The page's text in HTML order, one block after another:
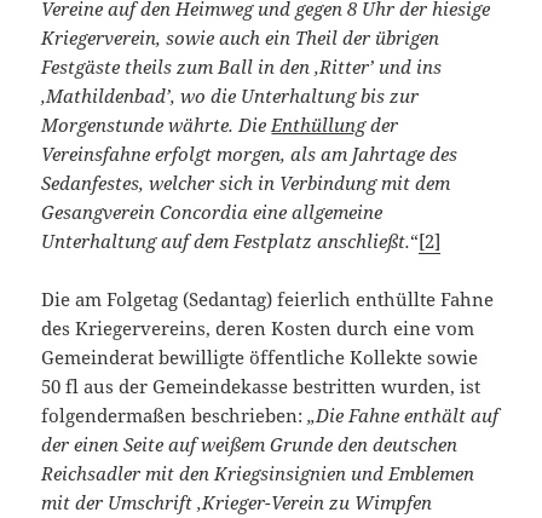
Vereine auf den Heimweg und gegen 8 Uhr der hiesige
Kriegerverein, sowie auch ein Theil der übrigen
Festgäste theils zum Ball in den ‚Ritter’ und ins
‚Mathildenbad’, wo die Unterhaltung bis zur
Morgenstunde währte. DieEnthüllungder
Vereinsfahne erfolgt morgen, als am Jahrtage des
Sedanfestes, welcher sich in Verbindung mit dem
Gesangverein Concordia eine allgemeine
Unterhaltung auf dem Festplatz anschließt.“[2]
Die am Folgetag (Sedantag) feierlich enthüllte Fahne
des Kriegervereins, deren Kosten durch eine vom
Gemeinderat bewilligte öffentliche Kollekte sowie
50 fl aus der Gemeindekasse bestritten wurden, ist
folgendermaßen beschrieben:„Die Fahne enthält auf
der einen Seite auf weißem Grunde den deutschen
Reichsadler mit den Kriegsinsignien und Emblemen
mit der Umschrift ‚Krieger-Verein zu Wimpfen